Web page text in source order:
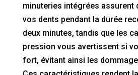
minuteries intégrées assurent
vos dents pendant la durée
deux minutes, tandis que les
pression vous avertissent si
fort, évitant ainsi les